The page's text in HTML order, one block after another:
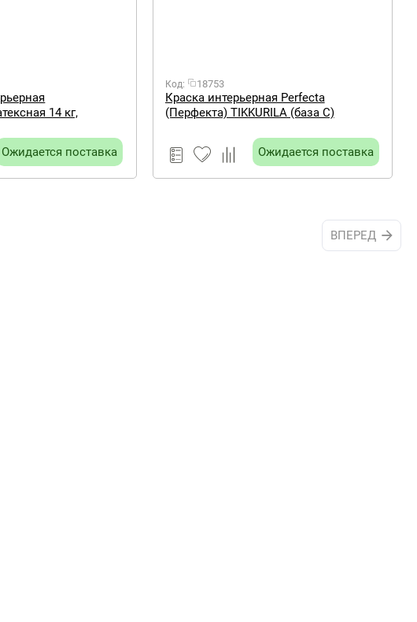
14 кг,
Ожидается поставка
Код: 18753
Краска интерьерная Perfecta
(Перфекта) TIKKURILA (база С)
Ожидается поставка
ВПЕРЕД